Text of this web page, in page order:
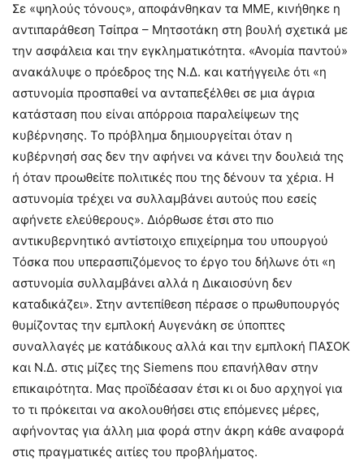
Σε «ψηλούς τόνους», αποφάνθηκαν τα ΜΜΕ, κινήθηκε η
αντιπαράθεση Τσίπρα – Μητσοτάκη στη βουλή σχετικά με
την ασφάλεια και την εγκληματικότητα. «Ανομία παντού»
ανακάλυψε ο πρόεδρος της Ν.Δ. και κατήγγειλε ότι «η
αστυνομία προσπαθεί να ανταπεξέλθει σε μια άγρια
κατάσταση που είναι απόρροια παραλείψεων της
κυβέρνησης. Το πρόβλημα δημιουργείται όταν η
κυβέρνησή σας δεν την αφήνει να κάνει την δουλειά της
ή όταν προωθείτε πολιτικές που της δένουν τα χέρια. Η
αστυνομία τρέχει να συλλαμβάνει αυτούς που εσείς
αφήνετε ελεύθερους». Διόρθωσε έτσι στο πιο
αντικυβερνητικό αντίστοιχο επιχείρημα του υπουργού
Τόσκα που υπερασπιζόμενος το έργο του δήλωνε ότι «η
αστυνομία συλλαμβάνει αλλά η Δικαιοσύνη δεν
καταδικάζει». Στην αντεπίθεση πέρασε ο πρωθυπουργός
θυμίζοντας την εμπλοκή Αυγενάκη σε ύποπτες
συναλλαγές με κατάδικους αλλά και την εμπλοκή ΠΑΣΟΚ
και Ν.Δ. στις μίζες της Siemens που επανήλθαν στην
επικαιρότητα. Μας προϊδέασαν έτσι κι οι δυο αρχηγοί για
το τι πρόκειται να ακολουθήσει στις επόμενες μέρες,
αφήνοντας για άλλη μια φορά στην άκρη κάθε αναφορά
στις πραγματικές αιτίες του προβλήματος.